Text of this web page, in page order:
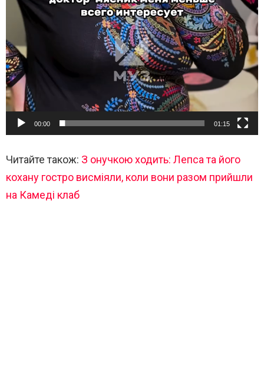
00:00 01:15
Читайте також: З онучкою ходить: Лепса та його
кохану гостро висміяли, коли вони разом прийшли
на Камеді клаб